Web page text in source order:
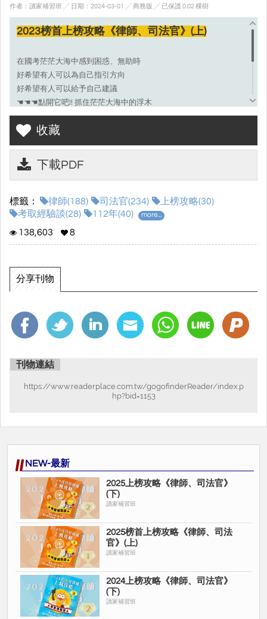
作者：讀家補習班 ╱ 日期：2024-03-01 ╱ 商務版 ╱ 已保護 0.02 棵樹
2023榜首上榜攻略《律師、司法官》(上)
在國考茫茫大海中感到困惑、無助時
好希望有人可以為自己指引方向
好希望有人可以給予自己建議
☚☚☚點開它吧!! 抓住茫茫大海中的浮木
讓自己離上榜更近一步!!
\\讀家補習班 讓你國考穩如山//
☆進入電子書畫面點選左側⌜☁下載⌟符號，就可以下載上榜攻略囉!!
收藏
下載PDF
標籤： 律師(188) 司法官(234)
上榜攻略(30)
考取經驗談(28)
112年(40) more...
138,603 8
分享刊物
刊物連結
https://www.readerplace.com.tw/gogofinderReader/index.p
hp?bid=1153
NEW-最新
2025上榜攻略《律師、司法官》
(下)
讀家補習班
2025榜首上榜攻略《律師、司法
官》(上)
讀家補習班
2024上榜攻略《律師、司法官》
(下)
讀家補習班